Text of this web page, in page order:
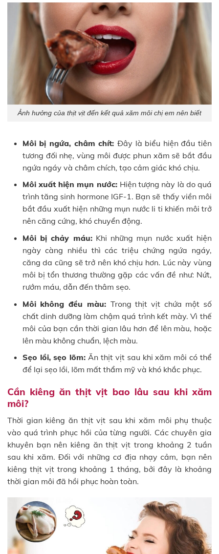
Ảnh hưởng của thịt vịt đến kết quả xăm môi chị em nên biết
Môi bị ngứa, châm chít: Đây là biểu hiện đầu tiên
tương đối nhẹ, vùng môi được phun xăm sẽ bắt đầu
ngứa ngáy và châm chích, tạo cảm giác khó chịu.
Môi xuất hiện mụn nước: Hiện tượng này là do quá
trình tăng sinh hormone IGF-1. Bạn sẽ thấy viền môi
bắt đầu xuất hiện những mụn nước li ti khiến môi trở
nên căng cứng, khó chuyển động.
Môi bị chảy máu:Khi những mụn nước xuất hiện
ngày càng nhiều thì các triệu chứng ngứa ngáy,
căng da cũng sẽ trở nên khó chịu hơn. Lúc này vùng
môi bị tổn thương thường gặp các vấn đề như: Nứt,
rướm máu, dẫn đến thâm sẹo.
Môi không đều màu: Trong thịt vịt chứa một số
chất dinh dưỡng làm chậm quá trình kết mày. Vì thế
môi của bạn cần thời gian lâu hơn để lên màu, hoặc
lên màu không chuẩn, lệch màu.
Sẹo lồi, sẹo lõm: Ăn thịt vịt sau khi xăm môi có thể
để lại sẹo lồi, lõm mất thẩm mỹ và khó khắc phục.
Cần kiêng ăn thịt vịt bao lâu sau khi xăm
môi?
Thời gian kiêng ăn thịt vịt sau khi xăm môi phụ thuộc
vào quá trình phục hồi của từng người. Các chuyên gia
khuyên bạn nên kiêng ăn thịt vịt trong khoảng 2 tuần
sau khi xăm. Đối với những cơ địa nhạy cảm, bạn nên
kiêng thịt vịt trong khoảng 1 tháng, bởi đây là khoảng
thời gian môi đã hồi phục hoàn toàn.